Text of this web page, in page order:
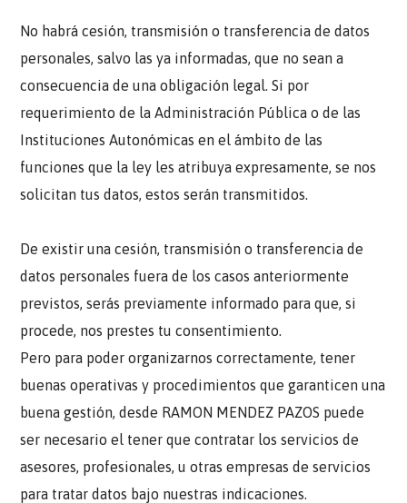
No habrá cesión, transmisión o transferencia de datos
personales, salvo las ya informadas, que no sean a
consecuencia de una obligación legal. Si por
requerimiento de la Administración Pública o de las
Instituciones Autonómicas en el ámbito de las
funciones que la ley les atribuya expresamente, se nos
solicitan tus datos, estos serán transmitidos.
De existir una cesión, transmisión o transferencia de
datos personales fuera de los casos anteriormente
previstos, serás previamente informado para que, si
procede, nos prestes tu consentimiento.
Pero para poder organizarnos correctamente, tener
buenas operativas y procedimientos que garanticen una
buena gestión, desde RAMON MENDEZ PAZOS puede
ser necesario el tener que contratar los servicios de
asesores, profesionales, u otras empresas de servicios
para tratar datos bajo nuestras indicaciones.